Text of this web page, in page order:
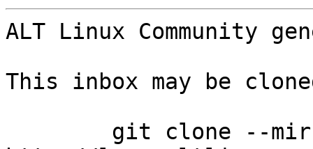
ALT Linux Community
This inbox may be